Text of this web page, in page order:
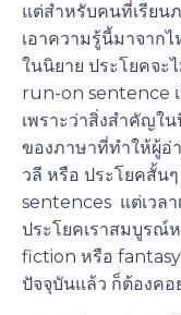
แต่สำหรับคนที่เรียนภ
เอาความรู้นี้มาจาก
ในนิยาย ประโยคจ
run-on sentence
เพราะว่าสิ่งสำคัญใ
ของภาษาที่ทำให้ผู้อ่
วลี หรือ ประโยคสั้น
sentences แต่เวล
ประโยคเราสมบูรณ์
fiction หรือ fantasy
ปัจจุบันแล้ว ก็ต้องคอ